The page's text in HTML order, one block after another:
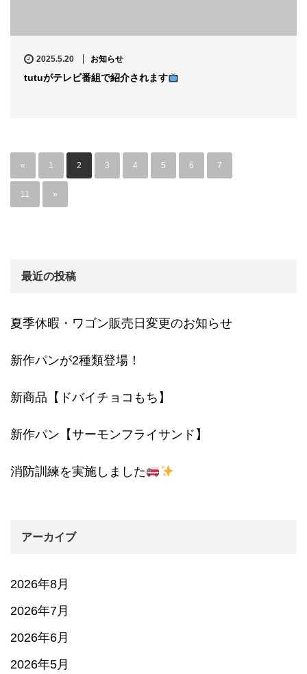
2025.5.20 お知らせ
tutuがテレビ番組で紹介されます
« 1 2 3 4 5 6 7
11 »
最近の投稿
夏季休暇・ワゴン販売日変更のお知らせ
新作パンが2種類登場！
新商品【ドバイチョコもち】
新作パン【サーモンフライサンド】
消防訓練を実施しました
アーカイブ
2026年8月
2026年7月
2026年6月
2026年5月